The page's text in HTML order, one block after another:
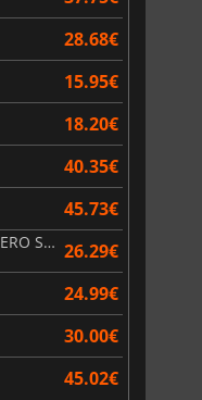
28.68€
15.95€
18.20€
40.35€
45.73€
DRAGON BALL Sparking! ZERO Super Limit Breaking NEO 26.29€
24.99€
30.00€
45.02€